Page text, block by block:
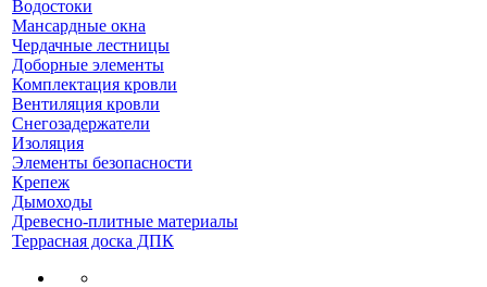
Водостоки
Мансардные окна
Чердачные лестницы
Доборные элементы
Комплектация кровли
Вентиляция кровли
Снегозадержатели
Изоляция
Элементы безопасности
Крепеж
Дымоходы
Древесно-плитные материалы
Террасная доска ДПК